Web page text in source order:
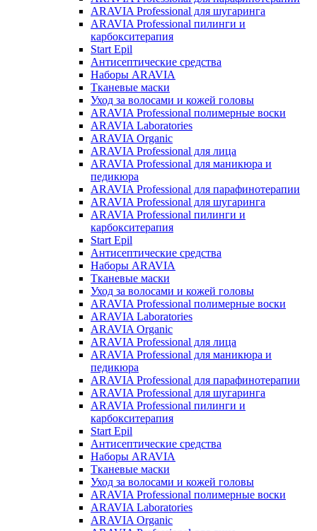
ARAVIA Professional для шугаринга
ARAVIA Professional пилинги и
карбокситерапия
Start Epil
Антисептические средства
Наборы ARAVIA
Тканевые маски
Уход за волосами и кожей головы
ARAVIA Professional полимерные воски
ARAVIA Laboratories
ARAVIA Organic
ARAVIA Professional для лица
ARAVIA Professional для маникюра и
педикюра
ARAVIA Professional для парафинотерапии
ARAVIA Professional для шугаринга
ARAVIA Professional пилинги и
карбокситерапия
Start Epil
Антисептические средства
Наборы ARAVIA
Тканевые маски
Уход за волосами и кожей головы
ARAVIA Professional полимерные воски
ARAVIA Laboratories
ARAVIA Organic
ARAVIA Professional для лица
ARAVIA Professional для маникюра и
педикюра
ARAVIA Professional для парафинотерапии
ARAVIA Professional для шугаринга
ARAVIA Professional пилинги и
карбокситерапия
Start Epil
Антисептические средства
Наборы ARAVIA
Тканевые маски
Уход за волосами и кожей головы
ARAVIA Professional полимерные воски
ARAVIA Laboratories
ARAVIA Organic